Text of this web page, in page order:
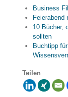
Business
Feierabend
10 Bücher,
sollten
Buchtipp
Teilen